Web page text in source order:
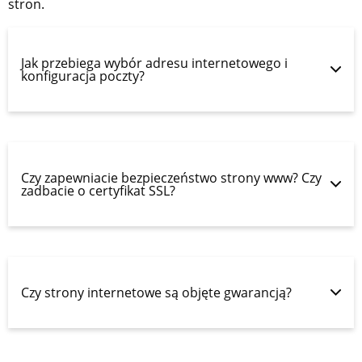
stron.
Jak przebiega wybór adresu internetowego i
konfiguracja poczty?
Czy zapewniacie bezpieczeństwo strony www? Czy
zadbacie o certyfikat SSL?
Czy strony internetowe są objęte gwarancją?